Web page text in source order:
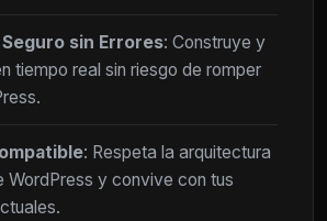
sin Errores: Construye y
tiempo real sin riesgo de romper
: Respeta la arquitectura
WordPress y convive con tus